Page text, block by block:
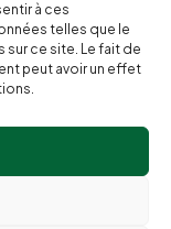
à ces
telles que le
ce site. Le fait de
peut avoir un effet